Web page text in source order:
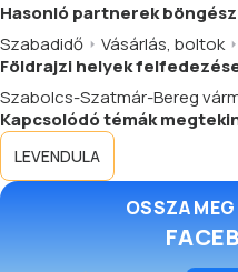
Hasonló partnerek
Szabadidő
Vásárlás, boltok
Földrajzi helyek
Szabolcs-Szatmár-Bereg
Kapcsolódó témák
LEVENDULA
OSSZA